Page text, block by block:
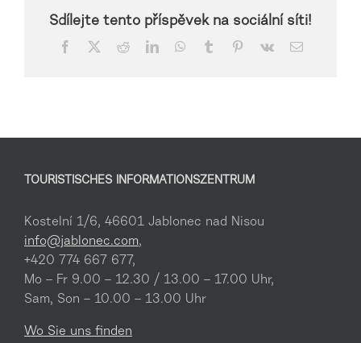
Sdílejte tento příspěvek na sociální síti!
Facebook RedditLinkedInWhatsApp
Tumblr Pinterest
Vk Email
TOURISTISCHES INFORMATIONSZENTRUM
Kostelní 1/6, 46601 Jablonec nad Nisou
info@jablonec.com,
+420 774 667 677,
Mo – Fr 9.00 – 12.30 / 13.00 – 17.00 Uhr,
Sam, Son – 10.00 – 13.00 Uhr
Wo Sie uns finden